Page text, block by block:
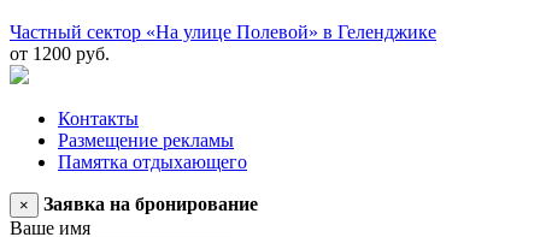
Частный сектор «На улице Полевой» в Геленджике
от 1200 руб.
Контакты
Размещение рекламы
Памятка отдыхающего
×
Заявка на бронирование
Ваше имя